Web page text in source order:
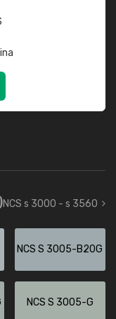
s 3000 - s 3560
NCS S 3005-B20G
NCS S 3005-G